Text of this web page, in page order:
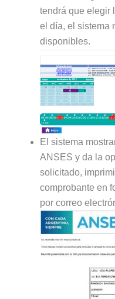
tendrá que elegir
el día, el sistema
disponibles.
El sistema
ANSES y da la
solicitado,
comprobante en
por correo